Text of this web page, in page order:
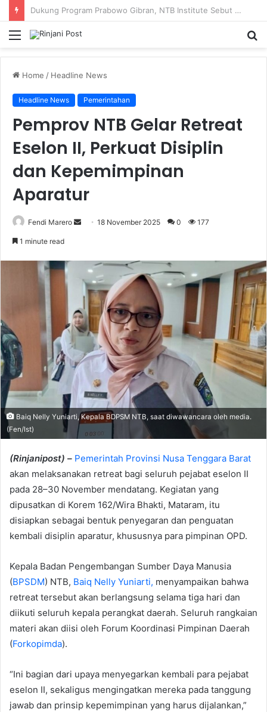
SMAN 9 Mataram Terima 396 Siswa Baru, Kepala Sekolah Dorong Revitalisasi Menyeluruh Fasilitas Pendidikan
Menu
Home / Headline News
Headline News Pemerintahan
Pemprov NTB Gelar Retreat
Eselon II, Perkuat Disiplin
dan Kepemimpinan
Aparatur
Fendi Marero
Send18 November 2025 0 177
1 minute read
Baiq Nelly Yuniarti, Kepala BDPSM NTB, saat diwawancara oleh media.
(Fen/Ist)
(Rinjanipost) – Pemerintah Provinsi Nusa Tenggara Barat
akan melaksanakan retreat bagi seluruh pejabat eselon II
pada 28–30 November mendatang. Kegiatan yang
dipusatkan di Korem 162/Wira Bhakti, Mataram, itu
disiapkan sebagai bentuk penyegaran dan penguatan
kembali disiplin aparatur, khususnya para pimpinan OPD.
Kepala Badan Pengembangan Sumber Daya Manusia
(BPSDM) NTB, Baiq Nelly Yuniarti, menyampaikan bahwa
retreat tersebut akan berlangsung selama tiga hari dan
diikuti seluruh kepala perangkat daerah. Seluruh rangkaian
materi akan diisi oleh Forum Koordinasi Pimpinan Daerah
(Forkopimda).
“Ini bagian dari upaya menyegarkan kembali para pejabat
eselon II, sekaligus mengingatkan mereka pada tanggung
jawab dan prinsip kepemimpinan yang harus dijalankan,”